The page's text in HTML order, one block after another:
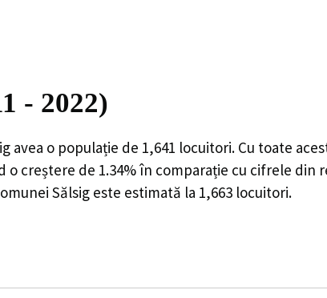
- 2022)
avea o populație de 1,641 locuitori. Cu toate
o creștere de 1.34%în comparație cu cifrele din
Sălsig este estimată la 1,663 locuitori.